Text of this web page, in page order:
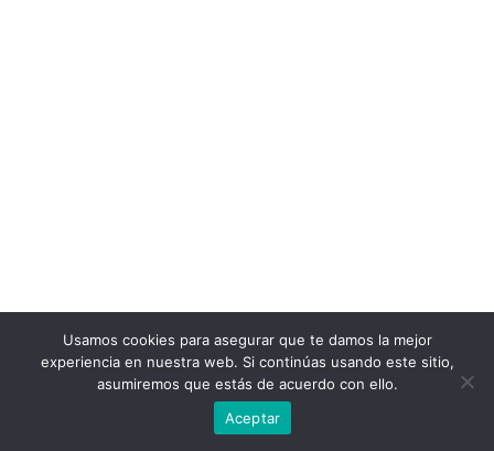
Usamos cookies para asegurar que te damos la mejor
experiencia en nuestra web. Si continúas usando este sitio,
asumiremos que estás de acuerdo con ello.
Aceptar